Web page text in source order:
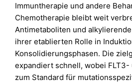
Immuntherapie und andere
Chemotherapie bleibt weit
Antimetaboliten und
ihrer etablierten Rolle in
Konsolidierungsphasen. Die
expandiert schnell, wobei
zum Standard für